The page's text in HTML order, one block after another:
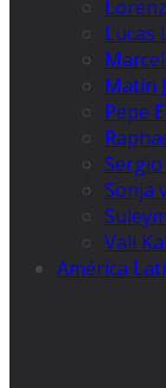
Lucas
Matin
Pepe
Sonja
Vali
América